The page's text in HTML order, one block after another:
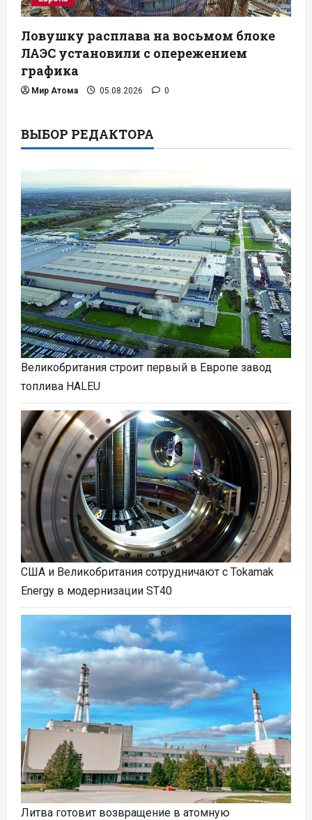
Ловушку расплава на восьмом блоке
ЛАЭС установили с опережением
графика
Мир Атома 05.08.2026 0
ВЫБОР РЕДАКТОРА
Великобритания строит первый в Европе завод
топлива HALEU
США и Великобритания сотрудничают с Tokamak
Energy в модернизации ST40
Литва готовит возвращение в атомную